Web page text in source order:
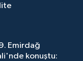
Emirdağ
konuştu: